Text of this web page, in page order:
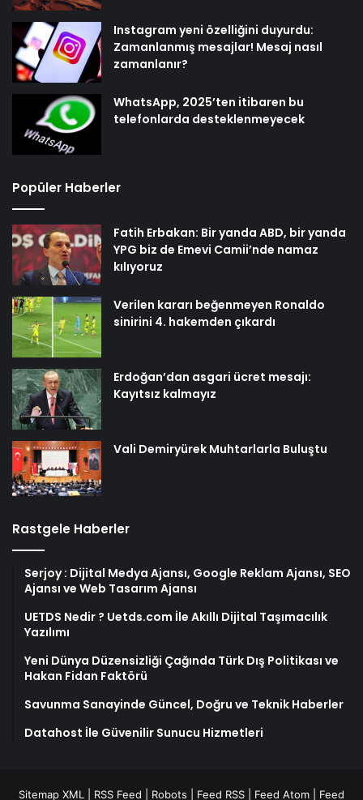
Instagram yeni özelliğini duyurdu:
Zamanlanmış mesajlar! Mesaj nasıl
zamanlanır?
WhatsApp, 2025’ten itibaren bu
telefonlarda desteklenmeyecek
Popüler Haberler
Fatih Erbakan: Bir yanda ABD, bir yanda
YPG biz de Emevi Camii’nde namaz
kılıyoruz
Verilen kararı beğenmeyen Ronaldo
sinirini 4. hakemden çıkardı
Erdoğan’dan asgari ücret mesajı:
Kayıtsız kalmayız
Vali Demiryürek Muhtarlarla Buluştu
Rastgele Haberler
Serjoy : Dijital Medya Ajansı, Google Reklam Ajansı, SEO
Ajansı ve Web Tasarım Ajansı
UETDS Nedir ? Uetds.com İle Akıllı Dijital Taşımacılık
Yazılımı
Yeni Dünya Düzensizliği Çağında Türk Dış Politikası ve
Hakan Fidan Faktörü
Savunma Sanayinde Güncel, Doğru ve Teknik Haberler
Datahost İle Güvenilir Sunucu Hizmetleri
Sitemap XML RSS Feed Robots Feed RSS Feed Atom Feed